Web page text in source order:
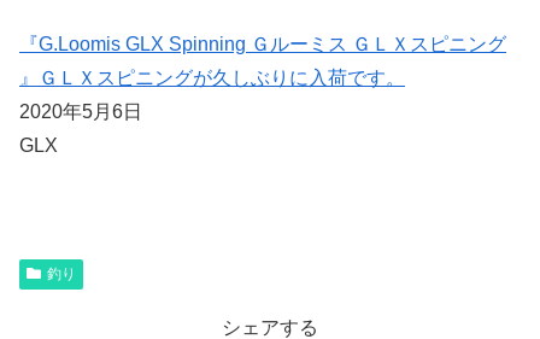
『G.Loomis GLX Spinning Ｇルーミス ＧＬＸスピニング
』ＧＬＸスピニングが久しぶりに入荷です。
2020年5月6日
GLX
釣り
シェアする